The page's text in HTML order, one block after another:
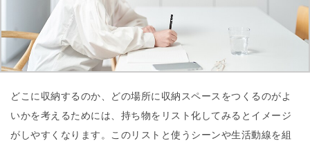
どこに収納するのか、どの場所に収納スペースをつくるのがよ
いかを考えるためには、持ち物をリスト化してみるとイメージ
がしやすくなります。このリストと使うシーンや生活動線を組